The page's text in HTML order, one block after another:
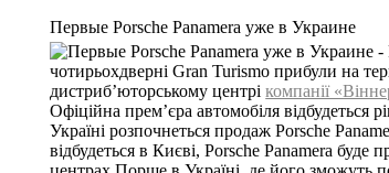
Первые Porsche Panamera уже в Украине
чотирьохдверні Gran Turismo прибули на
дистриб’юторському центрікомпанії
Офіційна прем’єра автомобіля відбудеться
Україні розпочнеться продаж Porsche
відбудеться в Києві, Porsche Panamera буде